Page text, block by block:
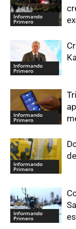
Informando
Primero
Informando
Primero
Informando
Primero
Informando
Primero
Informando
Primero